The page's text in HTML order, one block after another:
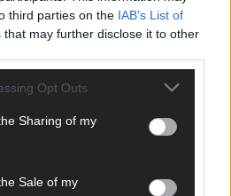
third parties on the IAB’s List of
that may further disclose it to other
Opt Outs
Sharing of my
Sale of my
Westernbrauerei – der
vieles neu